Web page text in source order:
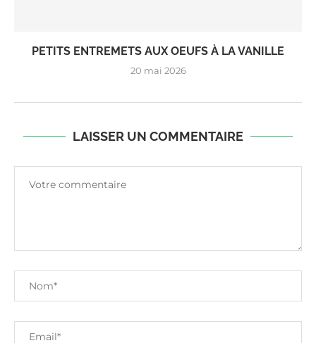
PETITS ENTREMETS AUX OEUFS À LA VANILLE
20 mai 2026
LAISSER UN COMMENTAIRE